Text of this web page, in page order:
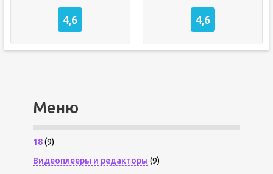
4,6 4,6
Меню
18(9)
Видеоплееры и редакторы (9)